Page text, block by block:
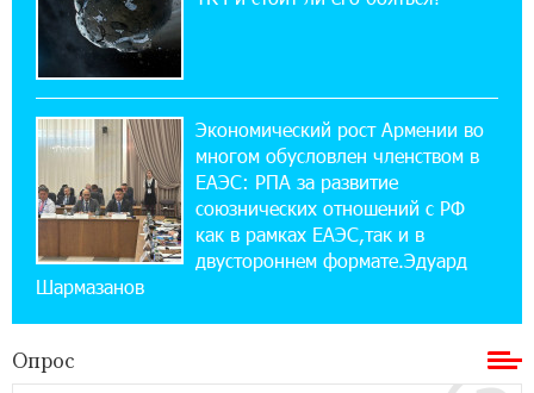
Обновленный Центр продаж и обслуживания
Ucom открылся по адресу ул. Шаумяна, 24/2
22:28:49 27-07-2026
Никогда Нагорный Карабах не был в составе
независимого Азербайджана. Аршак
Карапетян
17:52:29 25-07-2026
Бывший премьер-министр Словакии
обратился к президенту страны с просьбой
осужденных в Азербайджане
Экономический рост Армении во
многом обусловлен членством в
ЕАЭС: РПА за развитие
союзнических отношений с РФ
как в рамках ЕАЭС,так и в
двустороннем формате.Эдуард
Шармазанов
Опрос